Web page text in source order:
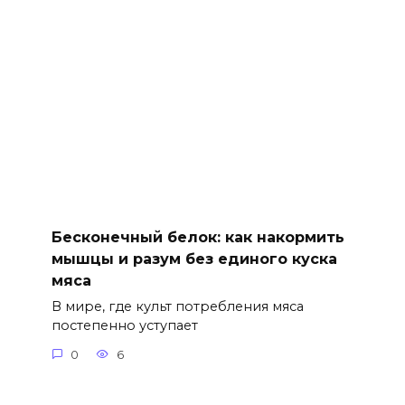
Бесконечный белок: как накормить
мышцы и разум без единого куска
мяса
В мире, где культ потребления мяса
постепенно уступает
0 6